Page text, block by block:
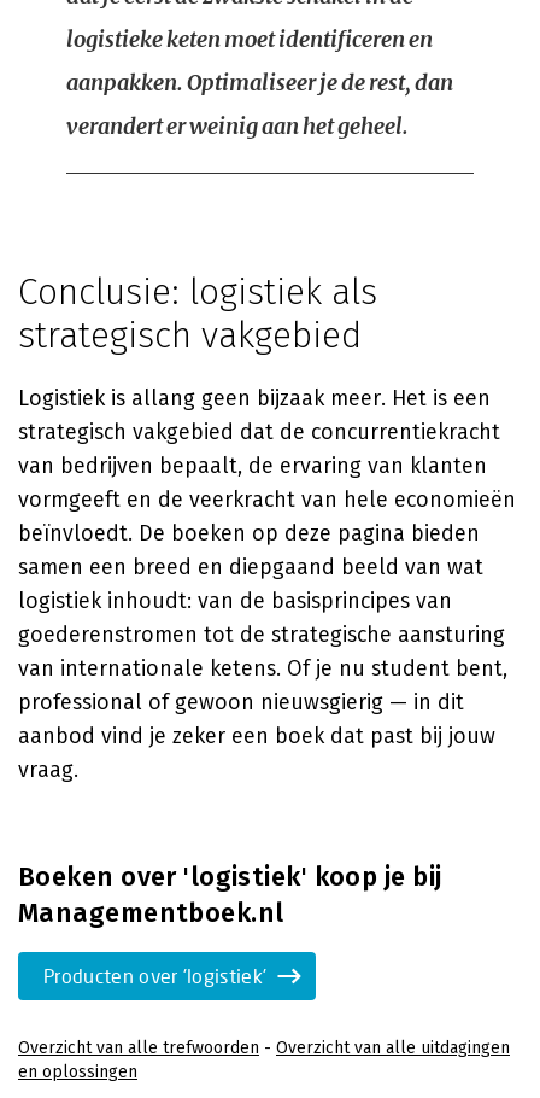
logistieke keten moet identificeren en
aanpakken. Optimaliseer je de rest, dan
verandert er weinig aan het geheel.
Conclusie: logistiek als
strategisch vakgebied
Logistiek is allang geen bijzaak meer. Het is een
strategisch vakgebied dat de concurrentiekracht
van bedrijven bepaalt, de ervaring van klanten
vormgeeft en de veerkracht van hele economieën
beïnvloedt. De boeken op deze pagina bieden
samen een breed en diepgaand beeld van wat
logistiek inhoudt: van de basisprincipes van
goederenstromen tot de strategische aansturing
van internationale ketens. Of je nu student bent,
professional of gewoon nieuwsgierig — in dit
aanbod vind je zeker een boek dat past bij jouw
vraag.
Boeken over 'logistiek' koop je bij
Managementboek.nl
Producten over 'logistiek'
Overzicht van alle trefwoorden - Overzicht van alle uitdagingen
en oplossingen